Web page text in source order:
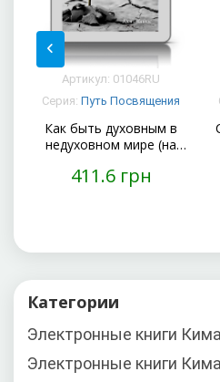
Артикул: 01046RU
Серия: Путь Посвящения
Как быть духовным в
недуховном мире (на
411.6 грн
Категории
Электронные книги
Электронные книги